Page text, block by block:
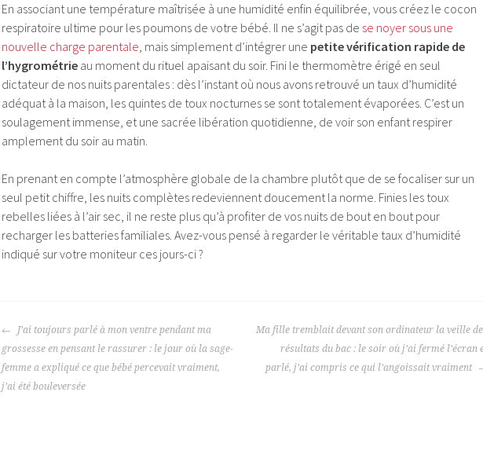
En associant une température maîtrisée à une humidité enfin équilibrée, vous créez le cocon
respiratoire ultime pour les poumons de votre bébé. Il ne s’agit pas de se noyer sous une
nouvelle charge parentale, mais simplement d’intégrer une petite vérification rapide de
l’hygrométrie au moment du rituel apaisant du soir. Fini le thermomètre érigé en seul
dictateur de nos nuits parentales : dès l’instant où nous avons retrouvé un taux d’humidité
adéquat à la maison, les quintes de toux nocturnes se sont totalement évaporées. C’est un
soulagement immense, et une sacrée libération quotidienne, de voir son enfant respirer
amplement du soir au matin.
En prenant en compte l’atmosphère globale de la chambre plutôt que de se focaliser sur un
seul petit chiffre, les nuits complètes redeviennent doucement la norme. Finies les toux
rebelles liées à l’air sec, il ne reste plus qu’à profiter de vos nuits de bout en bout pour
recharger les batteries familiales. Avez-vous pensé à regarder le véritable taux d’humidité
indiqué sur votre moniteur ces jours-ci ?
NAVIGATION
DES
ARTICLES
J’ai toujours parlé à mon ventre pendant ma
grossesse en pensant le rassurer : le jour où la sage-
femme a expliqué ce que bébé percevait vraiment,
j’ai été bouleversée
Ma fille tremblait devant son ordinateur la veille
résultats du bac : le soir où j’ai fermé l’écran
parlé, j’ai compris ce qui l’angoissait vraiment